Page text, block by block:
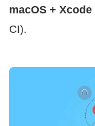
macOS + Xcode
CI).